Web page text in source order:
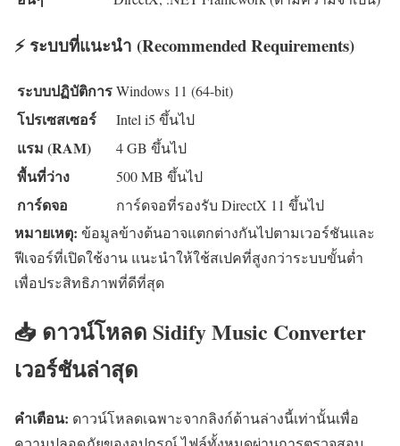
⚡ ระบบที่แนะนำ (Recommended Requirements)
ระบบปฏิบัติการWindows 11 (64-bit)
โปรเซสเซอร์ Intel i5 ขึ้นไป
แรม (RAM) 4 GB ขึ้นไป
พื้นที่ว่าง 500 MB ขึ้นไป
การ์ดจอ การ์ดจอที่รองรับ DirectX 11 ขึ้นไป
หมายเหตุ: ข้อมูลข้างต้นอาจแตกต่างกันไปตามเวอร์ชันและ
ฟีเจอร์ที่เปิดใช้งาน แนะนำให้ใช้สเปคที่สูงกว่าระบบขั้นต่ำ
เพื่อประสิทธิภาพที่ดีที่สุด
📥 ดาวน์โหลด Sidify Music Converter
เวอร์ชันล่าสุด
คำเตือน: ดาวน์โหลดเฉพาะจากลิงก์ด้านล่างนี้เท่านั้นเพื่อ